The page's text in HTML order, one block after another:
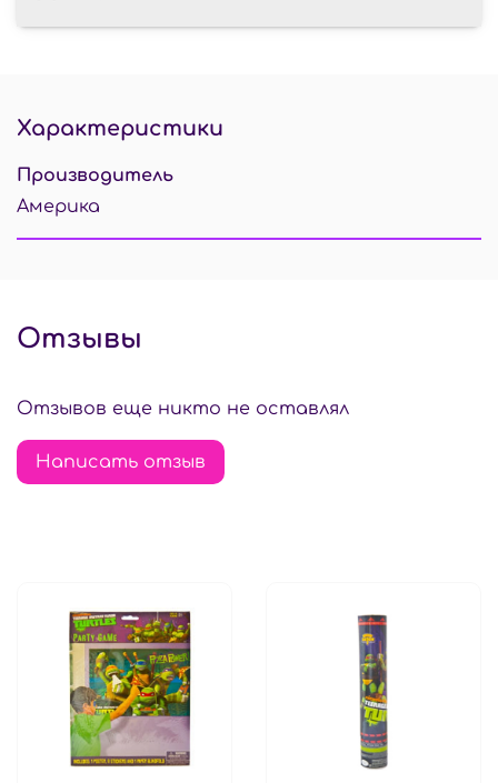
Характеристики
Производитель
Америка
Отзывы
Отзывов еще никто не оставлял
Написать отзыв